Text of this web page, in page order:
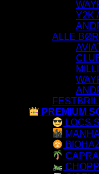
Y2K
ALLE
PREMIUM
LOCS